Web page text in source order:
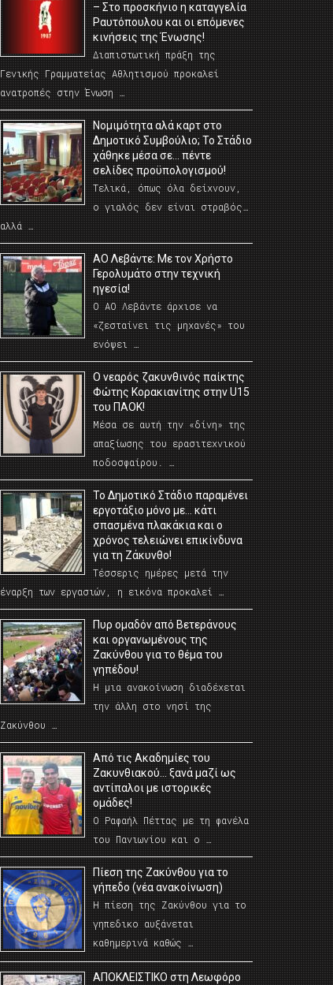
– Στο προσκήνιο η καταγγελία
Ραυτόπουλου και οι επόμενες
κινήσεις της Ένωσης!
Διαπιστωτική πράξη της
Γενικής Γραμματείας Αθλητισμού προκαλεί
ανατροπές στην Ένωση …
Νομιμότητα αλά καρτ στο
Δημοτικό Συμβούλιο; Το Στάδιο
χάθηκε μέσα σε… πέντε
σελίδες προϋπολογισμού!
Τελικά, όπως όλα δείχνουν,
ο γιαλός δεν είναι στραβός…
αλλά …
ΑΟ Λεβάντε: Με τον Χρήστο
Γερολυμάτο στην τεχνική
ηγεσία!
Ο ΑΟ Λεβάντε άρχισε να
«ζεσταίνει τις μηχανές» του
ενόψει …
O νεαρός ζακυνθινός παίκτης
Φώτης Κορακιανίτης στην U15
του ΠΑΟΚ!
Μέσα σε αυτή την «δίνη» της
απαξίωσης του ερασιτεχνικού
ποδοσφαίρου. …
Το Δημοτικό Στάδιο παραμένει
εργοτάξιο μόνο με… κάτι
σπασμένα πλακάκια και ο
χρόνος τελειώνει επικίνδυνα
για τη Ζάκυνθο!
Τέσσερις ημέρες μετά την
έναρξη των εργασιών, η εικόνα προκαλεί …
Πυρ ομαδόν από Βετεράνους
και οργανωμένους της
Ζακύνθου για το θέμα του
γηπέδου!
Η μια ανακοίνωση διαδέχεται
την άλλη στο νησί της
Ζακύνθου …
Από τις Ακαδημίες του
Ζακυνθιακού… ξανά μαζί ως
αντίπαλοι με ιστορικές
ομάδες!
Ο Ραφαήλ Πέττας με τη φανέλα
του Πανιωνίου και ο …
Πίεση της Ζακύνθου για το
γήπεδο (νέα ανακοίνωση)
Η πίεση της Ζακύνθου για το
γηπεδικο αυξάνεται
καθημερινά καθώς …
AΠΟΚΛΕΙΣΤΙΚΟ στη Λεωφόρο